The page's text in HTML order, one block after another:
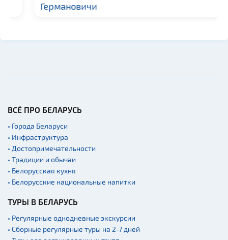
Германовичи
ВСЁ ПРО БЕЛАРУСЬ
• Города Беларуси
• Инфраструктура
• Достопримечательности
• Традиции и обычаи
• Белорусская кухня
• Белорусские национальные напитки
ТУРЫ В БЕЛАРУСЬ
• Регулярные однодневные экскурсии
• Сборные регулярные туры на 2-7 дней